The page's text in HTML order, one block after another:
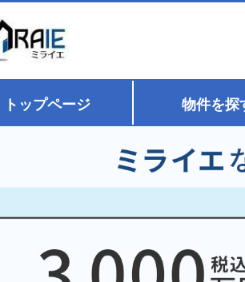
トップページ 物件を探